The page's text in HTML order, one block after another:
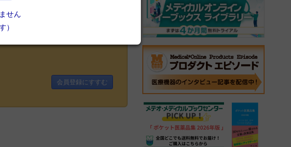
会員登録にすすむ
せん
）